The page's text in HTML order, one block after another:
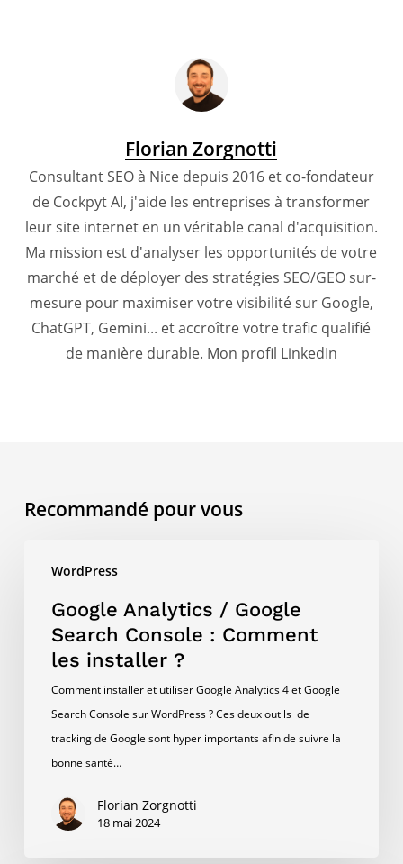
Florian Zorgnotti
Consultant SEO à Nice depuis 2016 et co-fondateur
de Cockpyt AI, j'aide les entreprises à transformer
leur site internet en un véritable canal d'acquisition.
Ma mission est d'analyser les opportunités de votre
marché et de déployer des stratégies SEO/GEO sur-
mesure pour maximiser votre visibilité sur Google,
ChatGPT, Gemini... et accroître votre trafic qualifié
de manière durable. Mon profil LinkedIn
Recommandé pour vous
WordPress
Analytics
Google
Search
Console
Comment
installer
Google Analytics / Google
Search Console : Comment
les installer ?
Comment installer et utiliser Google Analytics 4 et Google
Search Console sur WordPress ? Ces deux outils de
tracking de Google sont hyper importants afin de suivre la
bonne santé…
Florian Zorgnotti
18 mai 2024